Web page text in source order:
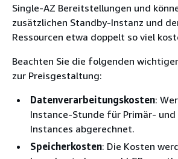
Single-AZ Bereitstellungen und
zusätzlichen Standby-Instanz und
Ressourcen etwa doppelt so viel
Beachten Sie die folgenden
zur Preisgestaltung:
Datenverarbeitungskosten:
Instance-Stunde für Primär- und
Instances abgerechnet.
Speicherkosten: Die Kosten